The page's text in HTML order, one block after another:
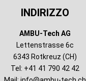
INDIRIZZO
AMBU-Tech AG
Lettenstrasse 6c
6343 Rotkreuz (CH)
Tel: +41 41 790 42 42